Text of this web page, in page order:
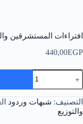
افتراءات المستشرقين
440,00EGP
كمية
افتراءات
المستشرقين
والحداثيين
علي
اصول
التصنيف: شبهات وردود
والتوزيع